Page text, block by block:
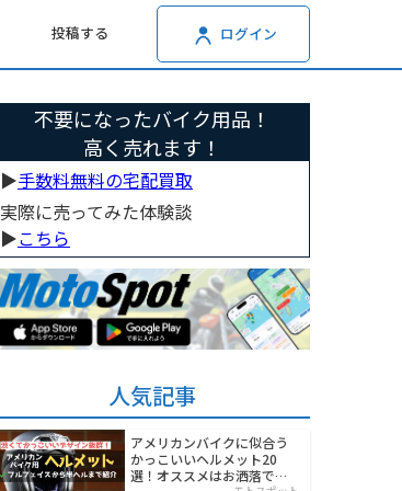
投稿する ログイン
不要になったバイク用品！
高く売れます！
▶︎手数料無料の宅配買取
実際に売ってみた体験談
▶︎こちら
人気記事
アメリカンバイクに似合う
かっこいいヘルメット20
選！オススメはお洒落でワ